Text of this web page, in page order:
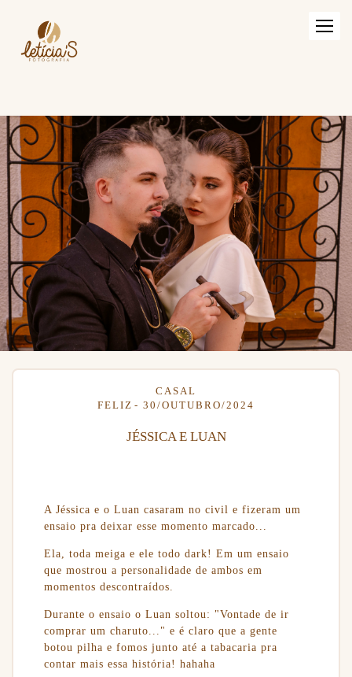
CASAL
FELIZ
30/OUTUBRO/2024
JÉSSICA E LUAN
A Jéssica e o Luan casaram no civil e fizeram um
ensaio pra deixar esse momento marcado...
Ela, toda meiga e ele todo dark! Em um ensaio
que mostrou a personalidade de ambos em
momentos descontraídos.
Durante o ensaio o Luan soltou: "Vontade de ir
comprar um charuto..." e é claro que a gente
botou pilha e fomos junto até a tabacaria pra
contar mais essa história! hahaha